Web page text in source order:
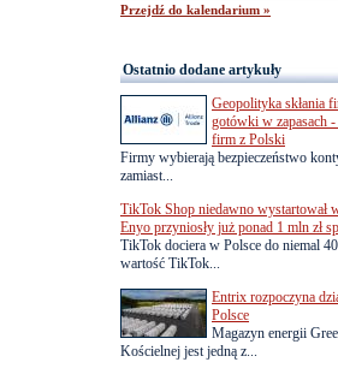
Przejdź do kalendarium »
Ostatnio dodane artykuły
Geopolityka skłania
gotówki w zapasach -
firm z Polski
Firmy wybierają bezpieczeństwo
zamiast...
TikTok Shop niedawno wystartował
Enyo przyniosły już ponad 1 mln zł
TikTok dociera w Polsce do niemal
wartość TikTok...
Entrix rozpoczyna
Polsce
Magazyn energii
Kościelnej jest jedną z...